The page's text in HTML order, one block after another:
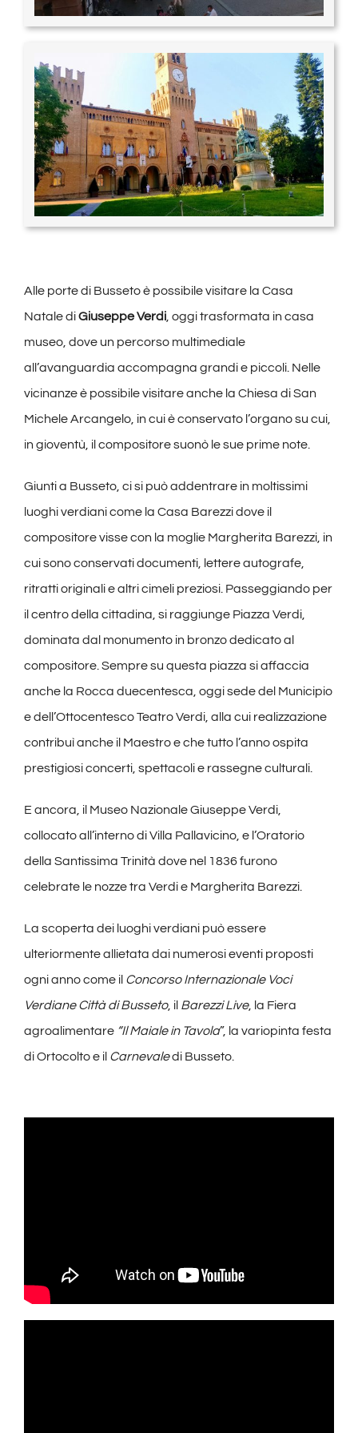
Alle porte di Busseto è possibile visitare la Casa
Natale diGiuseppe Verdi , oggi trasformata in casa
museo, dove un percorso multimediale
all’avanguardia accompagna grandi e piccoli. Nelle
vicinanze è possibile visitare anche la Chiesa di San
Michele Arcangelo, in cui è conservato l’organo su cui,
in gioventù, il compositore suonò le sue prime note.
Giunti a Busseto, ci si può addentrare in moltissimi
luoghi verdiani come la Casa Barezzi dove il
compositore visse con la moglie Margherita Barezzi, in
cui sono conservati documenti, lettere autografe,
ritratti originali e altri cimeli preziosi. Passeggiando per
il centro della cittadina, si raggiunge Piazza Verdi,
dominata dal monumento in bronzo dedicato al
compositore. Sempre su questa piazza si affaccia
anche la Rocca duecentesca, oggi sede del Municipio
e dell’Ottocentesco Teatro Verdi, alla cui realizzazione
contribuì anche il Maestro e che tutto l’anno ospita
prestigiosi concerti, spettacoli e rassegne culturali.
E ancora, il Museo Nazionale Giuseppe Verdi,
collocato all’interno di Villa Pallavicino, e l’Oratorio
della Santissima Trinità dove nel 1836 furono
celebrate le nozze tra Verdi e Margherita Barezzi.
La scoperta dei luoghi verdiani può essere
ulteriormente allietata dai numerosi eventi proposti
ogni anno come il Concorso Internazionale Voci
Verdiane Città di Busseto, il Barezzi Live, la Fiera
agroalimentare “Il Maiale in Tavola”, la variopinta festa
di Ortocolto e il Carnevaledi Busseto.